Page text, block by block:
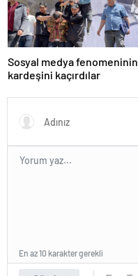
Sosyal medya fenomeninin
kardeşini kaçırdılar
En az 10 karakter gerekli